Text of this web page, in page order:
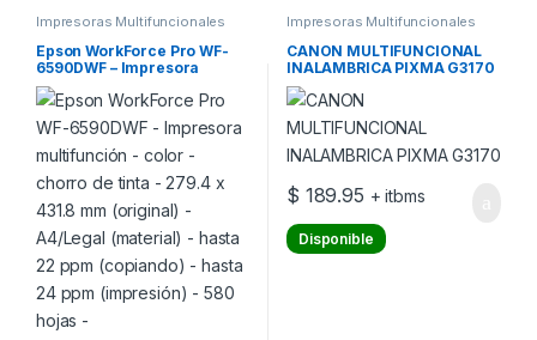
Impresoras Multifuncionales
Epson WorkForce Pro WF-
6590DWF – Impresora
multifunción – color – chorro
de tinta – 279.4 x 431.8 mm
(original) – A4/Legal
(material) – hasta 22 ppm
(copiando) – hasta 24 ppm
Impresoras Multifuncionales
CANON MULTIFUNCIONAL
INALAMBRICA PIXMA G3170
$ 189.95 + itbms
Disponible